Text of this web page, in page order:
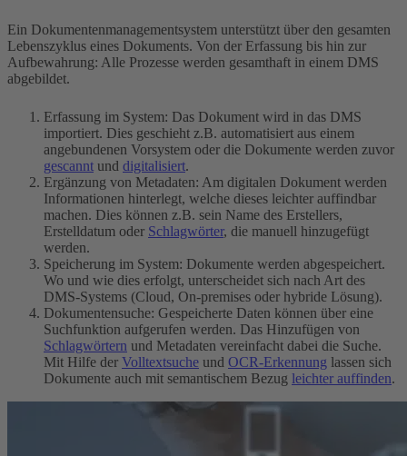
Ein Dokumentenmanagementsystem unterstützt über den gesamten
Lebenszyklus eines Dokuments. Von der Erfassung bis hin zur
Aufbewahrung: Alle Prozesse werden gesamthaft in einem DMS
abgebildet.
Erfassung im System: Das Dokument wird in das DMS
importiert. Dies geschieht z.B. automatisiert aus einem
angebundenen Vorsystem oder die Dokumente werden zuvor
gescannt und digitalisiert.
Ergänzung von Metadaten: Am digitalen Dokument werden
Informationen hinterlegt, welche dieses leichter auffindbar
machen. Dies können z.B. sein Name des Erstellers,
Erstelldatum oder Schlagwörter, die manuell hinzugefügt
werden.
Speicherung im System: Dokumente werden abgespeichert.
Wo und wie dies erfolgt, unterscheidet sich nach Art des
DMS-Systems (Cloud, On-premises oder hybride Lösung).
Dokumentensuche: Gespeicherte Daten können über eine
Suchfunktion aufgerufen werden. Das Hinzufügen von
Schlagwörtern und Metadaten vereinfacht dabei die Suche.
Mit Hilfe der Volltextsuche und OCR-Erkennung lassen sich
Dokumente auch mit semantischem Bezug leichter auffinden.